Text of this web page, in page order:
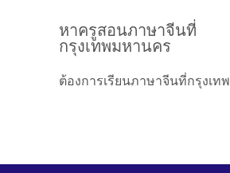
หาครูสอนภาษาจีนที่
กรุงเทพมหานคร
ต้องการเรียนภาษาจีนที่กรุงเทพ